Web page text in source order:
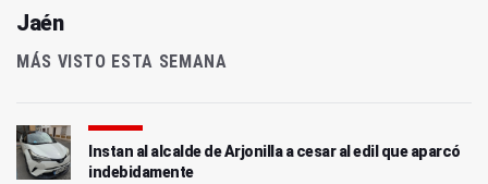
Jaén
MÁS VISTO ESTA SEMANA
Instan al alcalde de Arjonilla a cesar al edil que aparcó
indebidamente